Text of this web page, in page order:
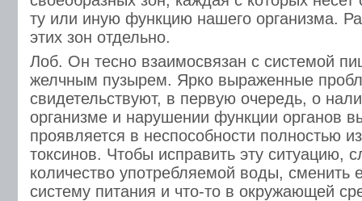
ту или иную функцию нашего организма.
этих зон отдельно.
Лоб. Он тесно взаимосвязан с системой
желчным пузырем. Ярко выраженные
свидетельствуют, в первую очередь, о
организме и нарушении функции органов
проявляется в неспособности полностью
токсинов. Чтобы исправить эту ситуацию,
количество употребляемой воды, сменить
систему питания и что-то в окружающей